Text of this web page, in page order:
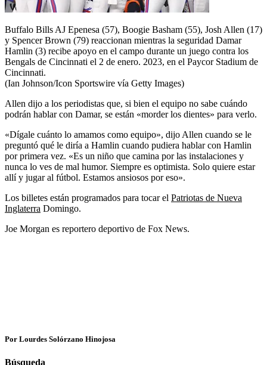
Buffalo Bills AJ Epenesa (57), Boogie Basham (55), Josh Allen (17)
y Spencer Brown (79) reaccionan mientras la seguridad Damar
Hamlin (3) recibe apoyo en el campo durante un juego contra los
Bengals de Cincinnati el 2 de enero. 2023, en el Paycor Stadium de
Cincinnati.
(Ian Johnson/Icon Sportswire vía Getty Images)
Allen dijo a los periodistas que, si bien el equipo no sabe cuándo
podrán hablar con Damar, se están «morder los dientes» para verlo.
«Dígale cuánto lo amamos como equipo», dijo Allen cuando se le
preguntó qué le diría a Hamlin cuando pudiera hablar con Hamlin
por primera vez. «Es un niño que camina por las instalaciones y
nunca lo ves de mal humor. Siempre es optimista. Solo quiere estar
allí y jugar al fútbol. Estamos ansiosos por eso».
Los billetes están programados para tocar el Patriotas de Nueva
Inglaterra Domingo.
Joe Morgan es reportero deportivo de Fox News.
Por Lourdes Solórzano Hinojosa
Búsqueda